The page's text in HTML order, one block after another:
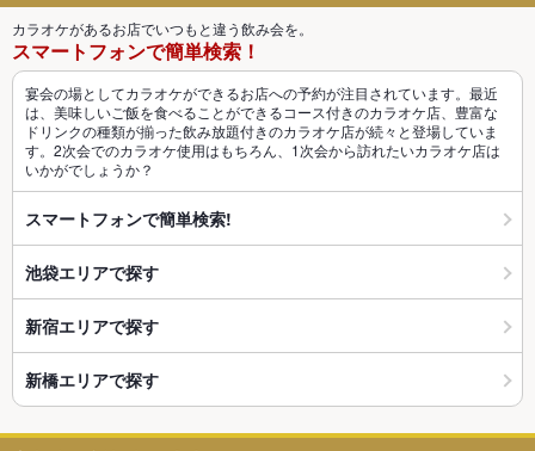
カラオケがあるお店でいつもと違う飲み会を。
スマートフォンで簡単検索！
宴会の場としてカラオケができるお店への予約が注目されています。最近
は、美味しいご飯を食べることができるコース付きのカラオケ店、豊富な
ドリンクの種類が揃った飲み放題付きのカラオケ店が続々と登場していま
す。2次会でのカラオケ使用はもちろん、1次会から訪れたいカラオケ店は
いかがでしょうか？
スマートフォンで簡単検索!
池袋エリアで探す
新宿エリアで探す
新橋エリアで探す